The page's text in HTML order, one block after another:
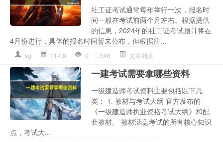
社工证考试通常每年举行一次，报名时
间一般在考试前两个月左右。根据提供
的信息，2024年的社工证考试预计将在
4月份进行，具体的报名时间暂未公布，但根据往...
sg 01-08 0 546 文章列表
一建考试需要拿哪些资料
一级建造师考试资料主要包括以下几
类： 1. 教材与考试大纲 官方发布的
《一级建造师执业资格考试大纲》和配
套教材。 教材涵盖考试的所有核心知识
点，考试大...